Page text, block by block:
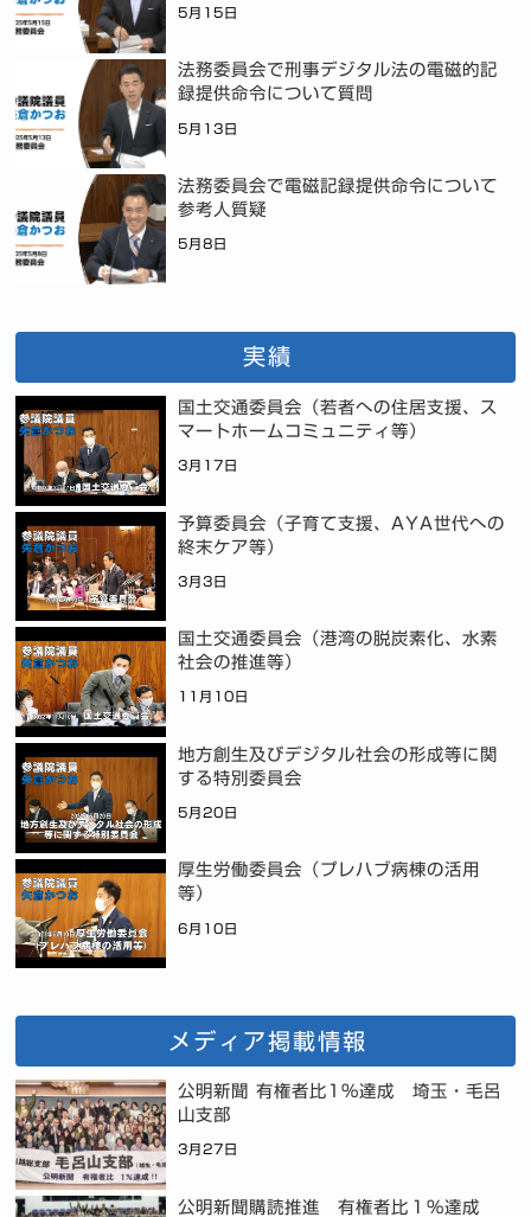
5月15日
法務委員会で刑事デジタル法の電磁的記
録提供命令について質問
5月13日
法務委員会で電磁記録提供命令について
参考人質疑
5月8日
実績
国土交通委員会（若者への住居支援、ス
マートホームコミュニティ等）
3月17日
予算委員会（子育て支援、AYA世代への
終末ケア等）
3月3日
国土交通委員会（港湾の脱炭素化、水素
社会の推進等）
11月10日
地方創生及びデジタル社会の形成等に関
する特別委員会
5月20日
厚生労働委員会（プレハブ病棟の活用
等）
6月10日
メディア掲載情報
公明新聞 有権者比1%達成 埼玉・毛呂
山支部
3月27日
公明新聞購読推進 有権者比１％達成